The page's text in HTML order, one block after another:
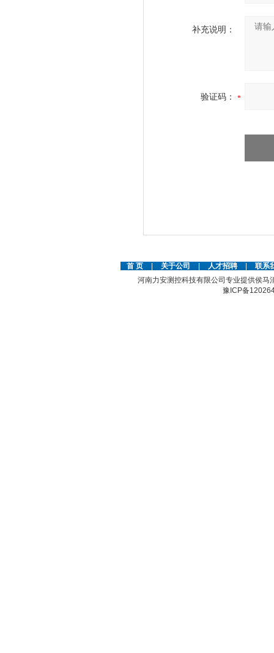
补充说明：
验证码：
首 页 关于公司 人才招聘
联系
河南力安测控科技有限公司专业提供侯马
豫ICP备